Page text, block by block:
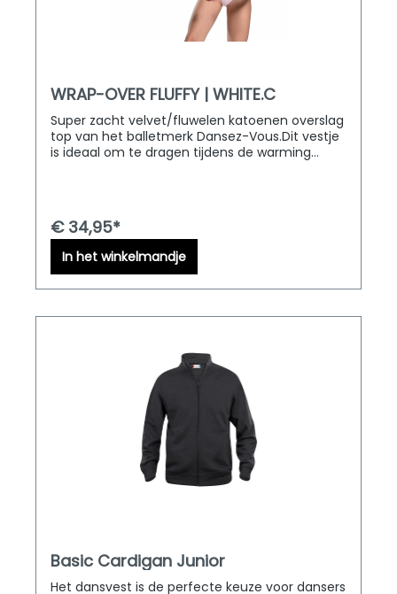
WRAP-OVER FLUFFY | WHITE.C
Super zacht velvet/fluwelen katoenen overslag
top van het balletmerk Dansez-Vous.Dit vestje
is ideaal om te dragen tijdens de warming
€ 34,95*
In het winkelmandje
Basic Cardigan Junior
Het dansvest is de perfecte keuze voor dansers